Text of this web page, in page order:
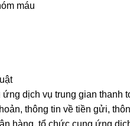
máu
dịch vụ trung gian thanh
thông tin về tiền gửi,
hàng, tổ chức cung ứng